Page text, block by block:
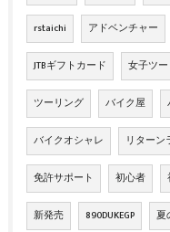
rstaichi アドベンチャー
JTBギフトカード 女子ツ
ツーリング バイク屋
バイクオシャレ リターン
免許サポート 初心者
新発売 890DUKEGP 夏